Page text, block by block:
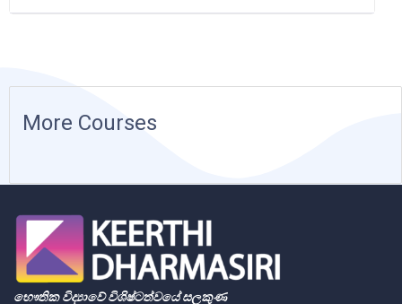
More Courses
භෞතික විද්‍යාවේ විශිෂ්ටත්වයේ සලකුණ